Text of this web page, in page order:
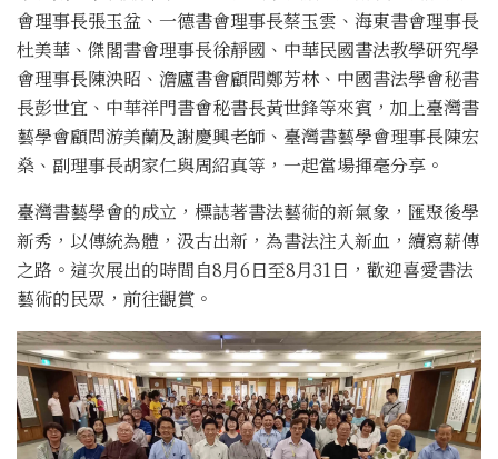
會理事長張玉盆、一德書會理事長蔡玉雲、海東書會理事長
杜美華、傑閣書會理事長徐靜國、中華民國書法教學研究學
會理事長陳泱昭、澹廬書會顧問鄭芳林、中國書法學會秘書
長彭世宜、中華祥門書會秘書長黃世鋒等來賓，加上臺灣書
藝學會顧問游美蘭及謝慶興老師、臺灣書藝學會理事長陳宏
燊、副理事長胡家仁與周紹真等，一起當場揮毫分享。
臺灣書藝學會的成立，標誌著書法藝術的新氣象，匯聚後學
新秀，以傳統為體，汲古出新，為書法注入新血，續寫薪傳
之路。這次展出的時間自8月6日至8月31日，歡迎喜愛書法
藝術的民眾，前往觀賞。